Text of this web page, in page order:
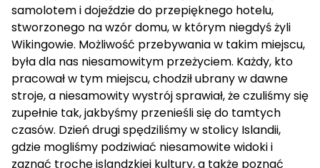
samolotem i dojeździe do przepięknego hotelu,
stworzonego na wzór domu, w którym niegdyś żyli
Wikingowie. Możliwość przebywania w takim miejscu,
była dla nas niesamowitym przeżyciem. Każdy, kto
pracował w tym miejscu, chodził ubrany w dawne
stroje, a niesamowity wystrój sprawiał, że czuliśmy się
zupełnie tak, jakbyśmy przenieśli się do tamtych
czasów. Dzień drugi spędziliśmy w stolicy Islandii,
gdzie mogliśmy podziwiać niesamowite widoki i
zaznać trochę islandzkiej kultury, a także poznać